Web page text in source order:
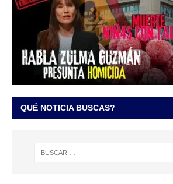
QUÉ NOTICIA BUSCAS?